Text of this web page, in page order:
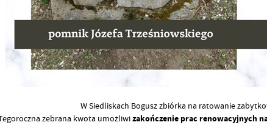
W Siedliskach Bogusz zbiórka na ratowanie
zebrana kwota umożliwizakończenie prac renowacyjnych